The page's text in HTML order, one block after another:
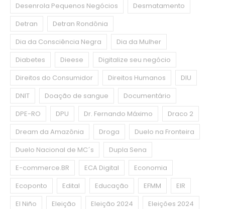
Desenrola Pequenos Negócios
Desmatamento
Detran
Detran Rondônia
Dia da Consciência Negra
Dia da Mulher
Diabetes
Dieese
Digitalize seu negócio
Direitos do Consumidor
Direitos Humanos
DIU
DNIT
Doação de sangue
Documentário
DPE-RO
DPU Dr. Fernando Máximo
Draco 2
Dream da Amazônia
Droga
Duelo na Fronteira
Duelo Nacional de MC´s
Dupla Sena
E-commerce.BR
ECA Digital
Economia
Ecoponto
Edital Educação EFMM
EIR
El Niño
Eleição Eleição 2024
Eleições 2024